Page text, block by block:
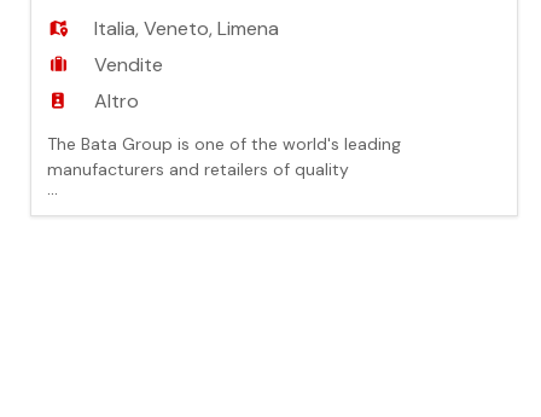
lavoro
CV
Login
Lingua
Italia,Veneto,Limena
Vendite
Altro
The Bata Group is one of the world's leading
manufacturers and retailers of quality
footwear. A global company with more than
30,000 employees, over 5,000 stores in more
...